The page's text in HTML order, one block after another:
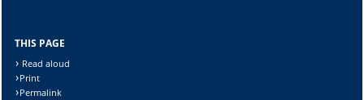
THIS PAGE
Read aloud
Print
Permalink